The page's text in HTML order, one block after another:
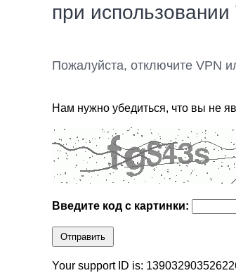
при
Пожалуйста, отключите VPN
Нам нужно убедиться, что вы не
Введите код с картинки:
Отправить
Your support ID is: